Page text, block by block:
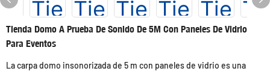
Tienda Domo A Prueba De Sonido De 5M Con Paneles De Vidrio
Para Eventos
La carpa domo insonorizada de 5 m con paneles de vidrio es una